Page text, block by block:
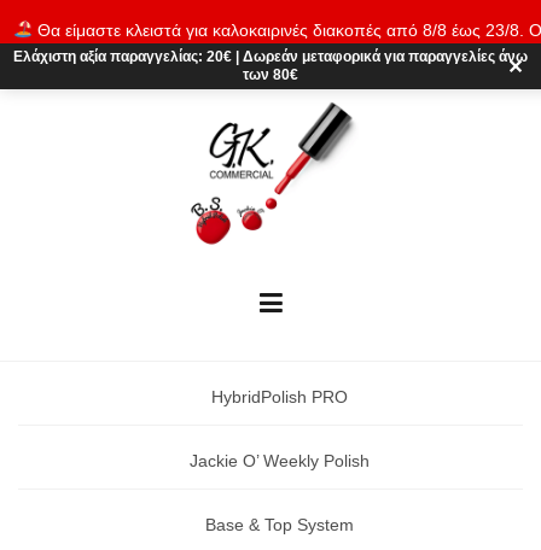
Θα είμαστε κλειστά για καλοκαιρινές διακοπές από 8/8 έως 23/8.
παραγγελίες θα εκτελούνται ξανά από 24/8. Καλό καλοκαίρι!
content
Ελάχιστη αξία παραγγελίας: 20€ Δωρεάν μεταφορικά για παραγγελίες άνω
των 80€
✕
HybridPolish PRO
Jackie O’ Weekly Polish
Base & Top System